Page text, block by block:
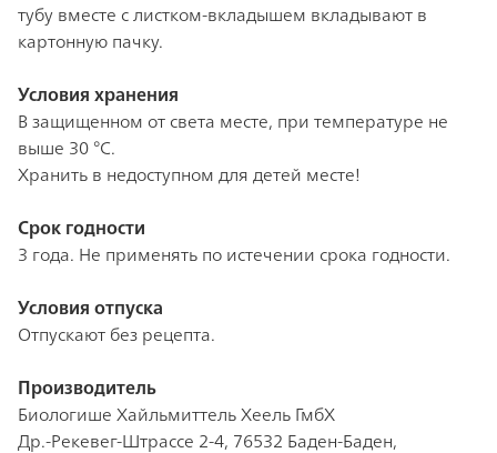
тубу вместе с листком-вкладышем вкладывают в
картонную пачку.
Условия хранения
В защищенном от света месте, при температуре не
выше 30 °С.
Хранить в недоступном для детей месте!
Срок годности
3 года. Не применять по истечении срока годности.
Условия отпуска
Отпускают без рецепта.
Производитель
Биологише Хайльмиттель Хеель ГмбХ
Др.-Рекевег-Штрассе 2-4, 76532 Баден-Баден,